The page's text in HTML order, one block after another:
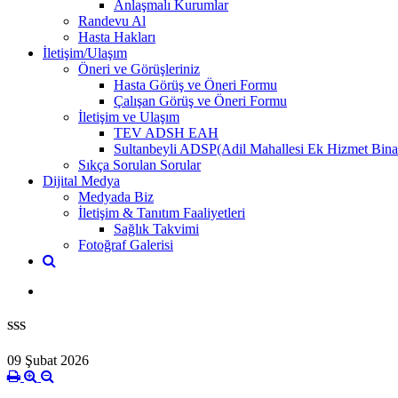
Anlaşmalı Kurumlar
Randevu Al
Hasta Hakları
İletişim/Ulaşım
Öneri ve Görüşleriniz
Hasta Görüş ve Öneri Formu
Çalışan Görüş ve Öneri Formu
İletişim ve Ulaşım
TEV ADSH EAH
Sultanbeyli ADSP(Adil Mahallesi Ek Hizmet
Sıkça Sorulan Sorular
Dijital Medya
Medyada Biz
İletişim & Tanıtım Faaliyetleri
Sağlık Takvimi
Fotoğraf Galerisi
SSS
09 Şubat 2026